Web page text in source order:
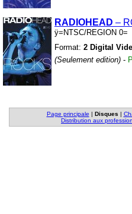
RADIOHEAD –
ÿ=NTSC/REGION 0=
Format: 2 Digital
(Seulement edition) -
Page principale | Disques |
Distribution aux